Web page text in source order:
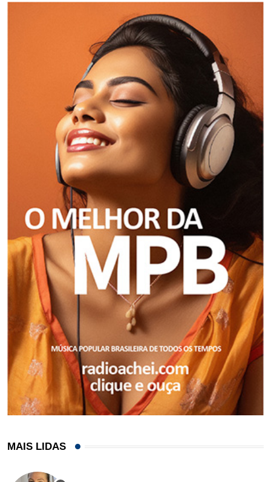
MAIS LIDAS